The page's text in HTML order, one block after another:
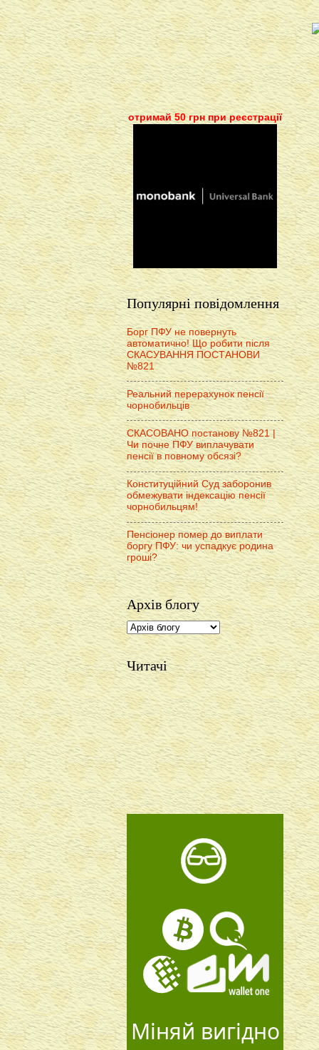
отримай 50 грн при реєстрації
Популярні повідомлення
Борг ПФУ не повернуть
автоматично! Що робити після
СКАСУВАННЯ ПОСТАНОВИ
№821
Реальний перерахунок пенсії
чорнобильців
СКАСОВАНО постанову №821 |
Чи почне ПФУ виплачувати
пенсії в повному обсязі?
Конституційний Суд заборонив
обмежувати індексацію пенсії
чорнобильцям!
Пенсіонер помер до виплати
боргу ПФУ: чи успадкує родина
гроші?
Архів блогу
Читачі
Міняй вигідно